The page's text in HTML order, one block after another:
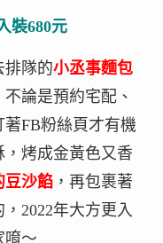
裝680元
排隊的小丞事麵包
不論是預約宅配、
著FB粉絲頁才有機
烤成金黃色又香
豆沙餡，再包裹著
2022年大方更入
唷～